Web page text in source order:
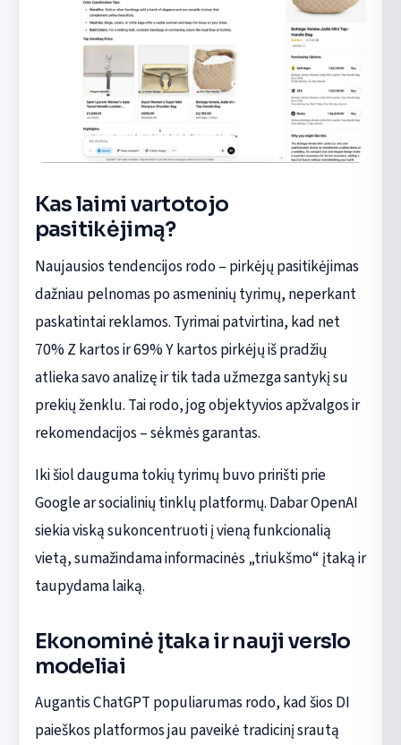
Kas laimi vartotojo
pasitikėjimą?
Naujausios tendencijos rodo – pirkėjų pasitikėjimas
dažniau pelnomas po asmeninių tyrimų, neperkant
paskatintai reklamos. Tyrimai patvirtina, kad net
70% Z kartos ir 69% Y kartos pirkėjų iš pradžių
atlieka savo analizę ir tik tada užmezga santykį su
prekių ženklu. Tai rodo, jog objektyvios apžvalgos ir
rekomendacijos – sėkmės garantas.
Iki šiol dauguma tokių tyrimų buvo pririšti prie
Google ar socialinių tinklų platformų. Dabar OpenAI
siekia viską sukoncentruoti į vieną funkcionalią
vietą, sumažindama informacinės „triukšmo“ įtaką ir
taupydama laiką.
Ekonominė įtaka ir nauji verslo
modeliai
Augantis ChatGPT populiarumas rodo, kad šios DI
paieškos platformos jau paveikė tradicinį srautą